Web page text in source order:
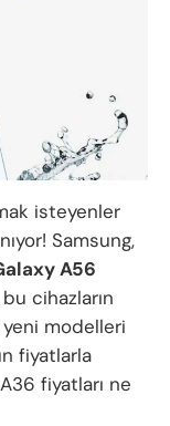
isteyenler
Samsung,
A56
cihazların
yeni modelleri
fiyatlarla
fiyatları ne